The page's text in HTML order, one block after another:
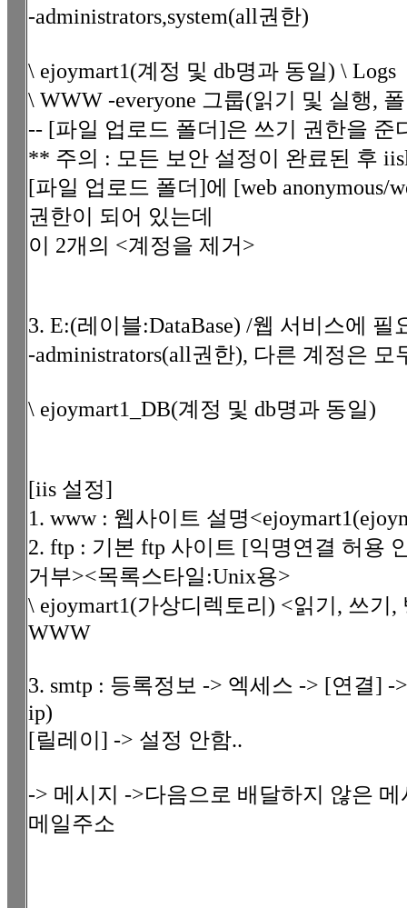
-administrators,system(all권한)
\ ejoymart1(계정 및 db명과 동일) \ Logs
\ WWW -everyone 그룹(읽기 및 실행,
-- [파일 업로드 폴더]은 쓰기 권한을 준
** 주의 : 모든 보안 설정이 완료된 후
[파일 업로드 폴더]에 [web anonymous/
권한이 되어 있는데
이 2개의 <계정을 제거>
3. E:(레이블:DataBase) /웹 서비스에 필
-administrators(all권한), 다른 계정은 모
\ ejoymart1_DB(계정 및 db명과 동일)
[iis 설정]
1. www : 웹사이트 설명
2. ftp : 기본 ftp 사이트 [익명연결 허용
거부><목록스타일:Unix용>
\ ejoymart1(가상디렉토리) <읽기, 쓰기
WWW
3. smtp : 등록정보 -> 엑세스 -> [연결]
ip)
[릴레이] -> 설정 안함..
-> 메시지 ->다음으로 배달하지 않은
메일주소